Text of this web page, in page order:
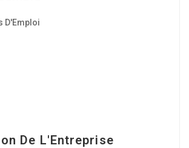
D'Emploi
De L'Entreprise